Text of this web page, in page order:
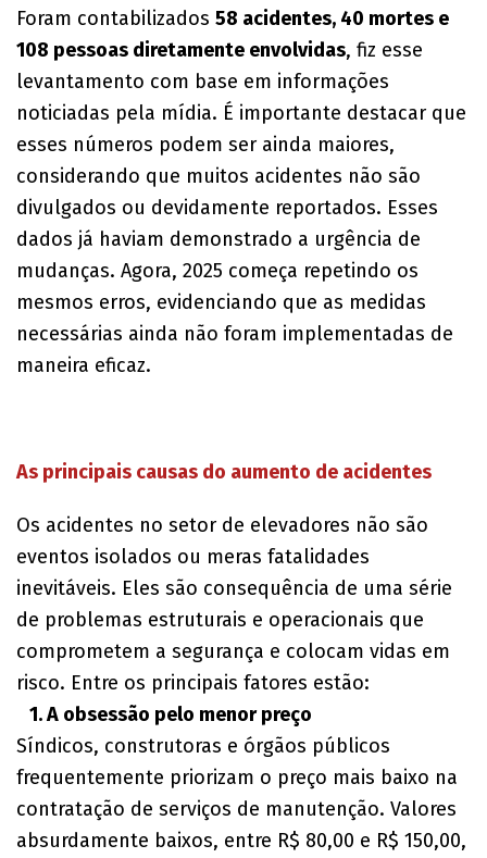
Foram contabilizados 58 acidentes, 40 mortes e
108 pessoas diretamente envolvidas, fiz esse
levantamento com base em informações
noticiadas pela mídia. É importante destacar que
esses números podem ser ainda maiores,
considerando que muitos acidentes não são
divulgados ou devidamente reportados. Esses
dados já haviam demonstrado a urgência de
mudanças. Agora, 2025 começa repetindo os
mesmos erros, evidenciando que as medidas
necessárias ainda não foram implementadas de
maneira eficaz.
As principais causas do aumento de acidentes
Os acidentes no setor de elevadores não são
eventos isolados ou meras fatalidades
inevitáveis. Eles são consequência de uma série
de problemas estruturais e operacionais que
comprometem a segurança e colocam vidas em
risco. Entre os principais fatores estão:
1. A obsessão pelo menor preço
Síndicos, construtoras e órgãos públicos
frequentemente priorizam o preço mais baixo na
contratação de serviços de manutenção. Valores
absurdamente baixos, entre R$ 80,00 e R$ 150,00,